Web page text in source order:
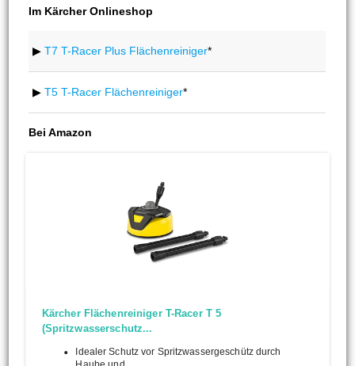
Im Kärcher Onlineshop
▶T7 T-Racer Plus Flächenreiniger*
▶T5 T-Racer Flächenreiniger*
Bei Amazon
Kärcher Flächenreiniger T-Racer T 5
(Spritzwasserschutz...
Idealer Schutz vor Spritzwassergeschütz durch